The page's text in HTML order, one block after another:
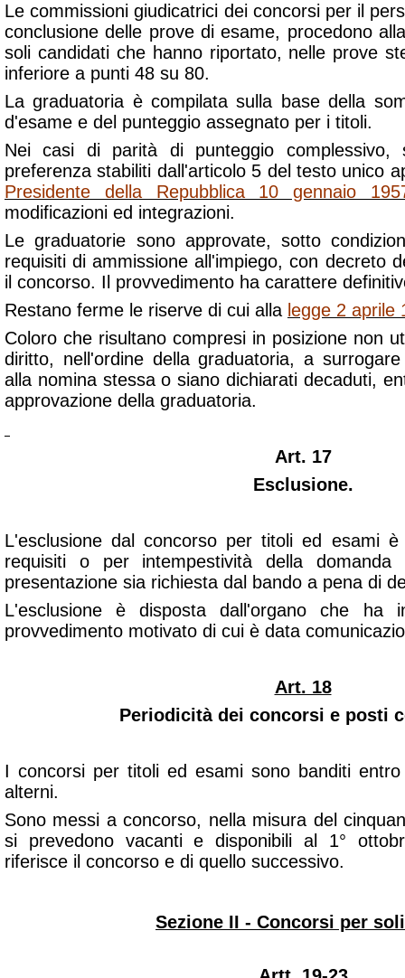
Le commissioni giudicatrici dei concorsi per il
conclusione delle prove di esame, procedono
soli candidati che hanno riportato, nelle prove
inferiore a punti 48 su 80.
La graduatoria è compilata sulla base della
d'esame e del punteggio assegnato per i titoli.
Nei casi di parità di punteggio
preferenza stabiliti dall'articolo 5 del testo unico
Presidente della Repubblica 10 gennaio
modificazioni ed integrazioni.
Le graduatorie sono approvate, sotto
requisiti di ammissione all'impiego, con decreto
il concorso. Il provvedimento ha carattere
Restano ferme le riserve di cui alla legge 2 aprile
Coloro che risultano compresi in posizione non
diritto, nell'ordine della graduatoria, a
alla nomina stessa o siano dichiarati decaduti,
approvazione della graduatoria.
Art. 17
Esclusione.
L'esclusione dal concorso per titoli ed esami
requisiti o per intempestività della
presentazione sia richiesta dal bando a pena di
L'esclusione è disposta dall'organo che ha
provvedimento motivato di cui è data
Art. 18
Periodicità dei concorsi e posti
I concorsi per titoli ed esami sono banditi
alterni.
Sono messi a concorso, nella misura del
si prevedono vacanti e disponibili al 1°
riferisce il concorso e di quello successivo.
Sezione II - Concorsi per